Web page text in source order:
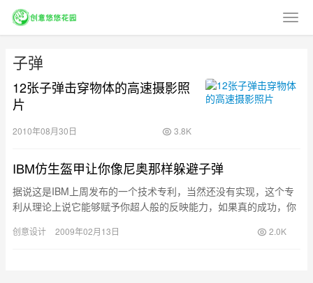
子弹
12张子弹击穿物体的高速摄影照
片
2010年08月30日 3.8K
IBM仿生盔甲让你像尼奥那样躲避子弹
据说这是IBM上周发布的一个技术专利，当然还没有实现，这个专
利从理论上说它能够赋予你超人般的反映能力，如果真的成功，你
创意设计 2009年02月13日 2.0K